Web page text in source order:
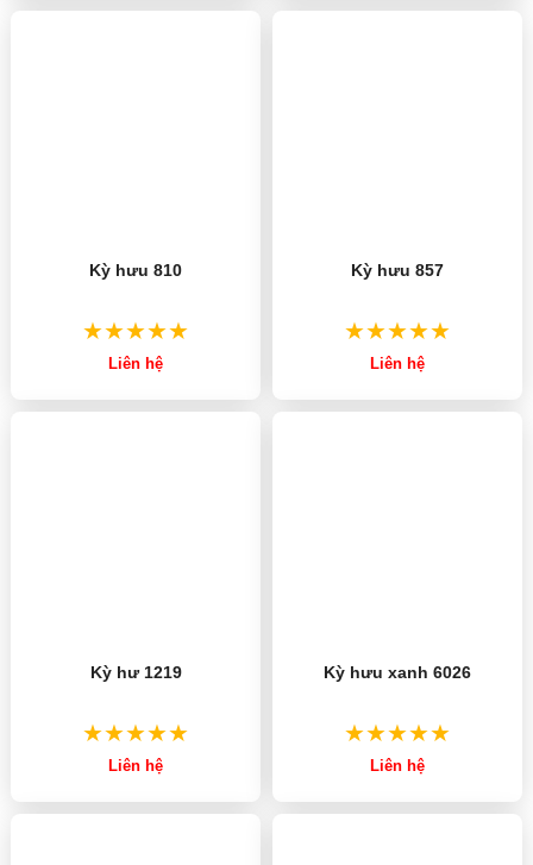
Kỳ hưu 810
Liên hệ
Kỳ hưu 857
Liên hệ
Kỳ hư 1219
Liên hệ
Kỳ hưu xanh 6026
Liên hệ